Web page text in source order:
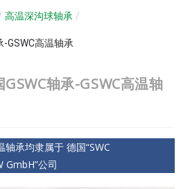
高温深沟球轴承 /
GSWC高温轴承
轴承-GSWC高温轴
轴承均隶属于 德国“SWC
GmbH”公司